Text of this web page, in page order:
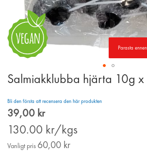
Parasta
Skip
of
the
images
gallery
Salmiakklubba hjärta 10g x
Bli den första att recensera den här produkten
Special
39,00 kr
130.00 kr/kgs
Vanligt pris 60,00 kr